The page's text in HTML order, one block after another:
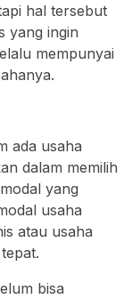
hal tersebut
yang ingin
mempunyai
ada usaha
dalam memilih
yang
usaha
atau usaha
bisa